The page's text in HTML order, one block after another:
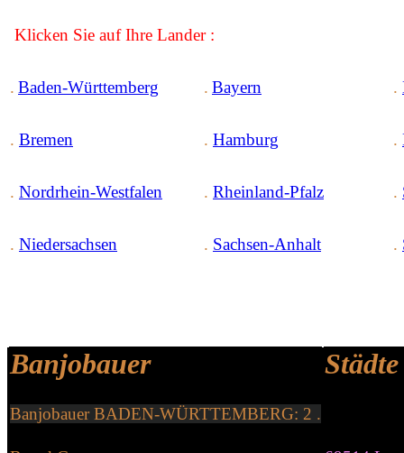
Klicken Sie auf Ihre Lander:
. Baden-Württemberg . Bayern .
. Bremen . Hamburg .
. Nordrhein-Westfalen . Rheinland-Pfalz .
. Niedersachsen . Sachsen-Anhalt .
Banjobauer Städte
BanjobauerBADEN-WÜRTTEMBERG: 2 .